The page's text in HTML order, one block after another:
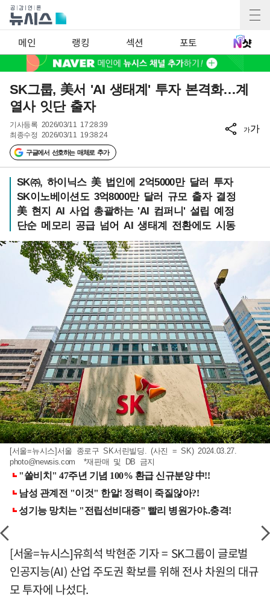
메인 랭킹 섹션 포토
SK그룹, 美서 'AI 생태계' 투자 본격화…계
열사 잇단 출자
기사등록 2026/03/11 17:28:39
최종수정 2026/03/11 19:38:24
구글에서 선호하는 매체로 추가
가가
SK㈜, 하이닉스 美 법인에 2억5000만 달러 투자
SK이노베이션도 3억8000만 달러 규모 출자 결정
美 현지 AI 사업 총괄하는 'AI 컴퍼니' 설립 예정
단순 메모리 공급 넘어 AI 생태계 전환에도 시동
[서울=뉴시스]서울 종로구 SK서린빌딩. (사진 = SK) 2024.03.27.
photo@newsis.com *재판매 및 DB 금지
[서울=뉴시스]유희석 박현준 기자 = SK그룹이 글로벌
인공지능(AI) 산업 주도권 확보를 위해 전사 차원의 대규
모 투자에 나섰다.